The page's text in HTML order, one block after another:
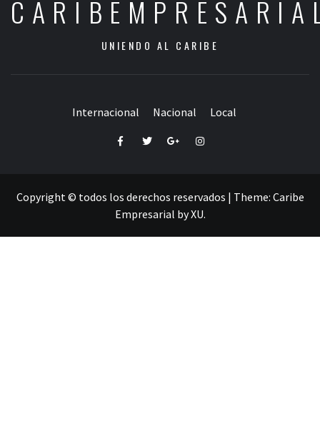
UNIENDO AL CARIBE
Internacional Nacional Local
FacebookTwitterGoogle+Instagram
Copyright © todos los derechos reservados | Theme: Caribe
Empresarial byXU.